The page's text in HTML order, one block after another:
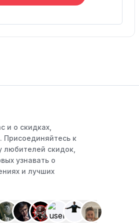
и о скидках,
Присоединяйтесь к
скидок,
узнавать о
и лучших